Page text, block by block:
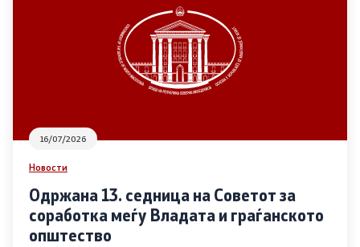
Извештаи
Список на ОЈИ
16/07/2026
Новости
Одржана 13. седница на Советот за
соработка меѓу Владата и граѓанското
општество